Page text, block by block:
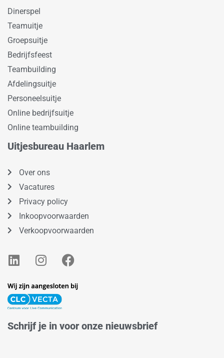
Dinerspel
Teamuitje
Groepsuitje
Bedrijfsfeest
Teambuilding
Afdelingsuitje
Personeelsuitje
Online bedrijfsuitje
Online teambuilding
Uitjesbureau Haarlem
Over ons
Vacatures
Privacy policy
Inkoopvoorwaarden
Verkoopvoorwaarden
L
i
k
e
i
I
n
t
a
r
F
a
e
o
Schrijf je in voor onze nieuwsbrief